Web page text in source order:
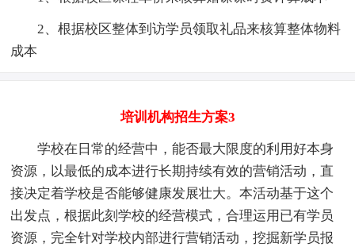
2、根据校区整体到访学员领取礼品来核算整体物料
成本
培训机构招生方案3
学校在日常的经营中，能否最大限度的利用好本身
资源，以最低的成本进行长期持续有效的营销活动，直
接决定着学校是否能够健康发展壮大。本活动基于这个
出发点，根据此刻学校的经营模式，合理运用已有学员
资源，完全针对学校内部进行营销活动，挖掘新学员报